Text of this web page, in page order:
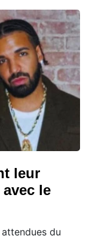
leur
le
attendues du